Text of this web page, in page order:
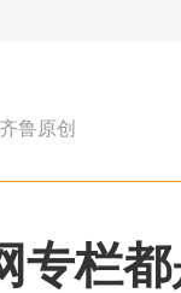
齐鲁原创
专栏